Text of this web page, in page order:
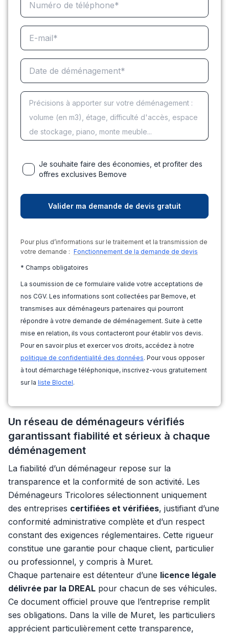
Je souhaite faire des économies, et profiter des
offres exclusives Bemove
Pour plus d’informations sur le traitement et la transmission de
votre demande : Fonctionnement de la demande de devis
* Champs obligatoires
La soumission de ce formulaire valide votre acceptations de
nos CGV. Les informations sont collectées par Bemove, et
transmises aux déménageurs partenaires qui pourront
répondre à votre demande de déménagement. Suite à cette
mise en relation, ils vous contacteront pour établir vos devis.
Pour en savoir plus et exercer vos droits, accédez à notre
politique de confidentialité des données. Pour vous opposer
à tout démarchage téléphonique, inscrivez-vous gratuitement
sur la liste Bloctel.
Un réseau de déménageurs vérifiés
garantissant fiabilité et sérieux à chaque
déménagement
La fiabilité d’un déménageur repose sur la
transparence et la conformité de son activité. Les
Déménageurs Tricolores sélectionnent uniquement
des entreprises certifiées et vérifiées, justifiant d’une
conformité administrative complète et d’un respect
constant des exigences réglementaires. Cette rigueur
constitue une garantie pour chaque client, particulier
ou professionnel, y compris à Muret.
Chaque partenaire est détenteur d’une licence légale
délivrée par la DREAL pour chacun de ses véhicules.
Ce document officiel prouve que l’entreprise remplit
ses obligations. Dans la ville de Muret, les particuliers
apprécient particulièrement cette transparence,